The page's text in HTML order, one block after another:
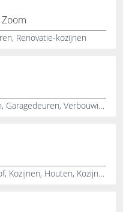
Renovatie-kozijnen
Kunststofkozijnen, Kunstsofdeuren, Garagedeuren, Verbouwingen, Onderhoudsvrij maken
Ramen, Deuren, Kozijnen, Kunststof, Kozijnen, Houten, Kozijnen, Helmond, Velthoven, Valkenswaard